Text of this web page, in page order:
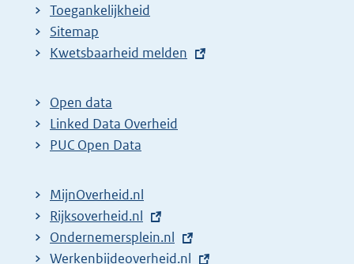
Toegankelijkheid
Sitemap
E
t
e
r
l
i
n
Kwetsbaarheid melden
Open data
Linked Data Overheid
PUC Open Data
MijnOverheid.nl
E
x
t
Rijksoverheid.nl
E
x
Ondernemersplein.nl
E
Werkenbijdeoverheid.nl